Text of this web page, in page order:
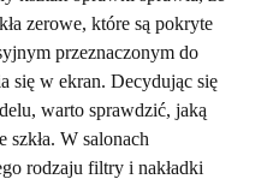
zerowe, które są pokryte
przeznaczonym do
się w ekran. Decydując się
warto sprawdzić, jaką
szkła. W salonach
rodzaju filtry i nakładki